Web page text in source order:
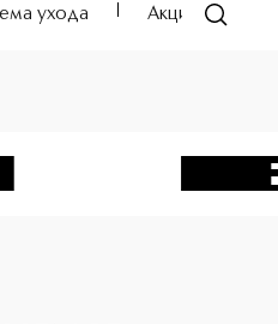
ухода Акции